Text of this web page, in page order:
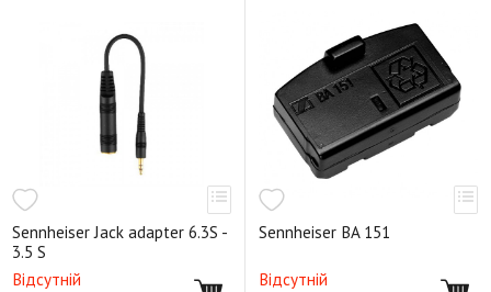
Sennheiser Jack adapter 6.3S -
3.5 S
Відсутній
Sennheiser BA 151
Відсутній